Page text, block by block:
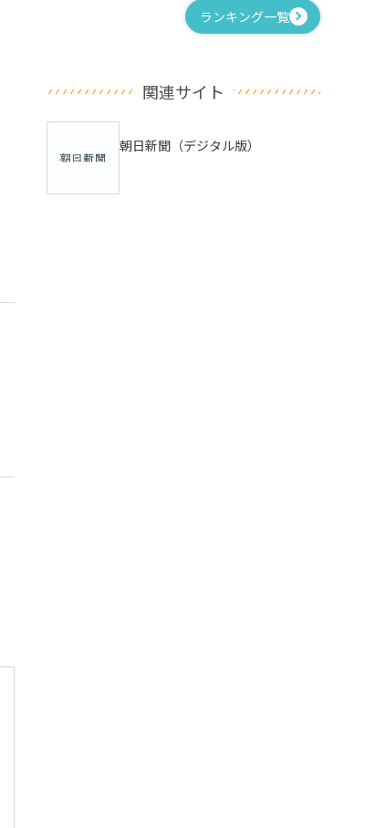
ランキング一覧
関連サイト
朝日新聞（デジタル版）